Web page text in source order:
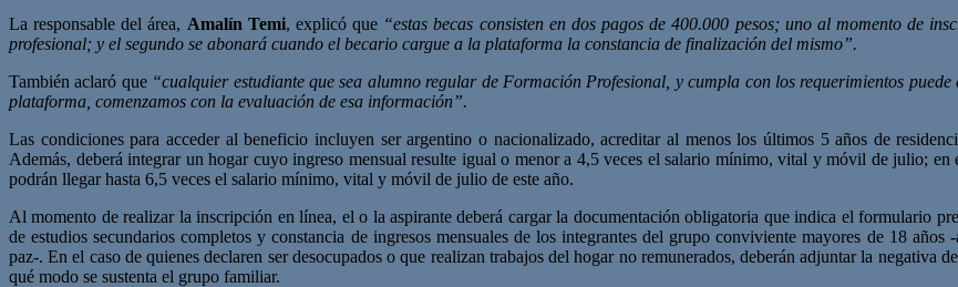
La responsable del área, Amalín Temi, explicó que “estas becas consisten en dos pagos de 400.000 pesos; uno al momento de
profesional; y el segundo se abonará cuando el becario cargue a la plataforma la constancia de finalización del mismo”.
También aclaró que “cualquier estudiante que sea alumno regular de Formación Profesional, y cumpla con los requerimientos
plataforma, comenzamos con la evaluación de esa información”.
Las condiciones para acceder al beneficio incluyen ser argentino o nacionalizado, acreditar al menos los últimos 5 años de
Además, deberá integrar un hogar cuyo ingreso mensual resulte igual o menor a 4,5 veces el salario mínimo, vital y móvil de julio;
podrán llegar hasta 6,5 veces el salario mínimo, vital y móvil de julio de este año.
Al momento de realizar la inscripción en línea, el o la aspirante deberá cargar la documentación obligatoria que indica el formulario
de estudios secundarios completos y constancia de ingresos mensuales de los integrantes del grupo conviviente mayores de 18
paz-. En el caso de quienes declaren ser desocupados o que realizan trabajos del hogar no remunerados, deberán adjuntar la
qué modo se sustenta el grupo familiar.